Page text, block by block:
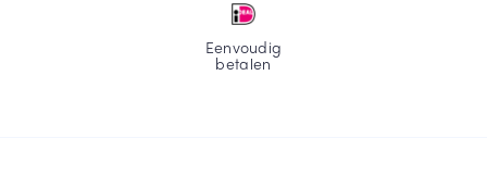
Eenvoudig
betalen